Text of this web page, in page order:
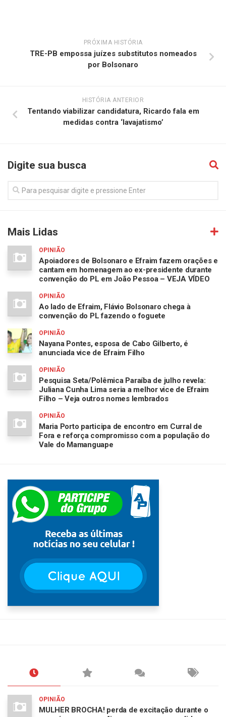
PRÓXIMA HISTÓRIA
TRE-PB empossa juízes substitutos nomeados
por Bolsonaro
HISTÓRIA ANTERIOR
Tentando viabilizar candidatura, Ricardo fala em
medidas contra ‘lavajatismo’
Digite sua busca
Mais Lidas
OPINIÃO
Apoiadores de Bolsonaro e Efraim fazem orações e
cantam em homenagem ao ex-presidente durante
convenção do PL em João Pessoa – VEJA VÍDEO
OPINIÃO
Ao lado de Efraim, Flávio Bolsonaro chega à
convenção do PL fazendo o foguete
OPINIÃO
Nayana Pontes, esposa de Cabo Gilberto, é
anunciada vice de Efraim Filho
OPINIÃO
Pesquisa Seta/Polêmica Paraíba de julho revela:
Juliana Cunha Lima seria a melhor vice de Efraim
Filho – Veja outros nomes lembrados
OPINIÃO
Maria Porto participa de encontro em Curral de
Fora e reforça compromisso com a população do
Vale do Mamanguape
OPINIÃO
MULHER BROCHA! perda de excitação durante o